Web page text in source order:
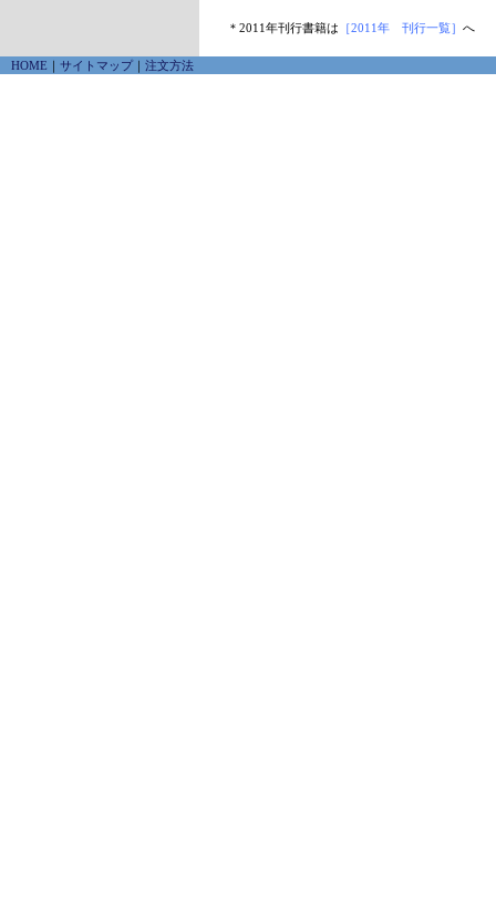
＊2011年刊行書籍は ［2011年 刊行一覧］ へ
HOME ｜ サイトマップ｜ 注文方法